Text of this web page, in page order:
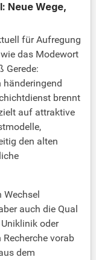
Neue Wege,
für Aufregung
das Modewort
Gerede:
händeringend
brennt
auf attraktive
den alten
Wechsel
auch die Qual
oder
vorab
dem